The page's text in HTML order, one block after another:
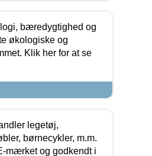
bæredygtighed og
økologiske og
Klik her for at se
legetøj,
børnecykler, m.m.
mærket og godkendt i